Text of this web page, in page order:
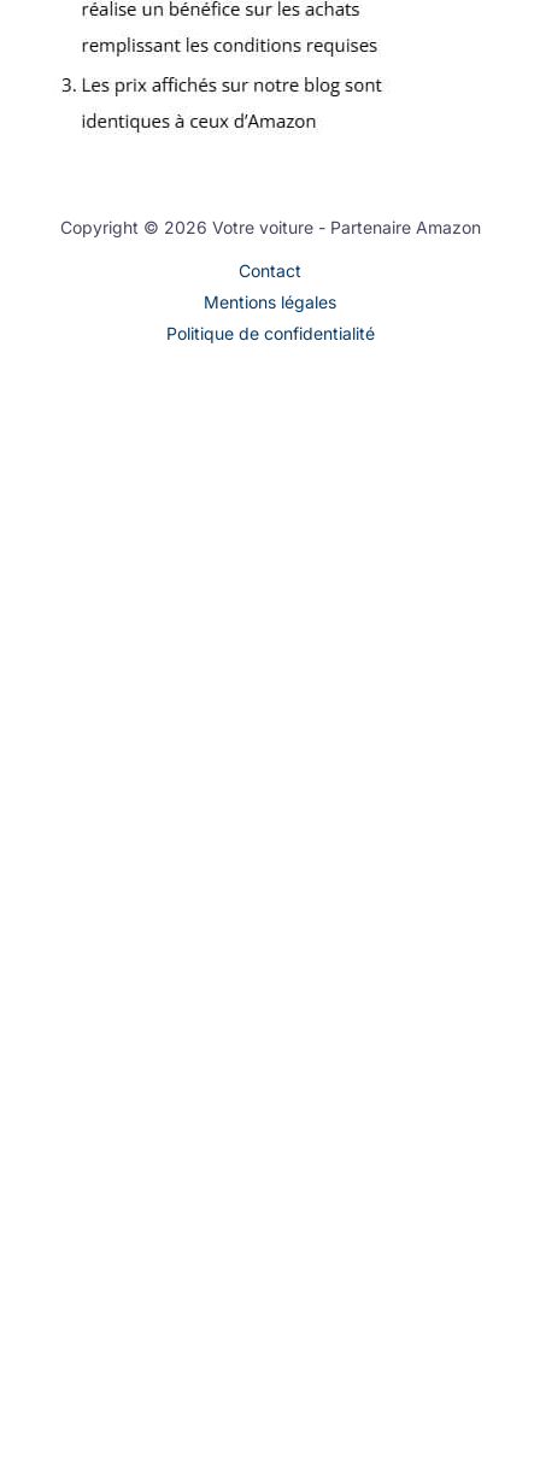
Copyright © 2026 Votre voiture - Partenaire Amazon
Contact
Mentions légales
Politique de confidentialité